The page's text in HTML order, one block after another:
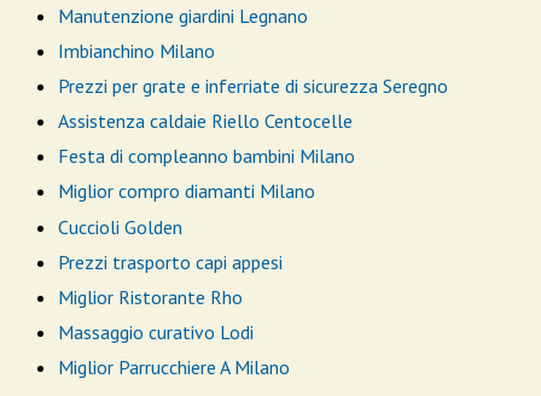
Manutenzione giardini Legnano
Imbianchino Milano
Prezzi per grate e inferriate di sicurezza Seregno
Assistenza caldaie Riello Centocelle
Festa di compleanno bambini Milano
Miglior compro diamanti Milano
Cuccioli Golden
Prezzi trasporto capi appesi
Miglior Ristorante Rho
Massaggio curativo Lodi
Miglior Parrucchiere A Milano